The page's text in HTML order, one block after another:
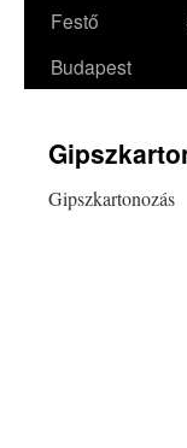
Festő
Budapest
Gipszkartonozás